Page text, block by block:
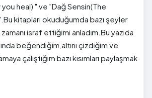
heal) " ve "Dağ Sensin(The
kitapları okuduğumda bazı şeyler
israf ettiğimi anladım.Bu yazıda
beğendiğim,altını çizdiğim ve
çalıştığım bazı kısımları paylaşmak